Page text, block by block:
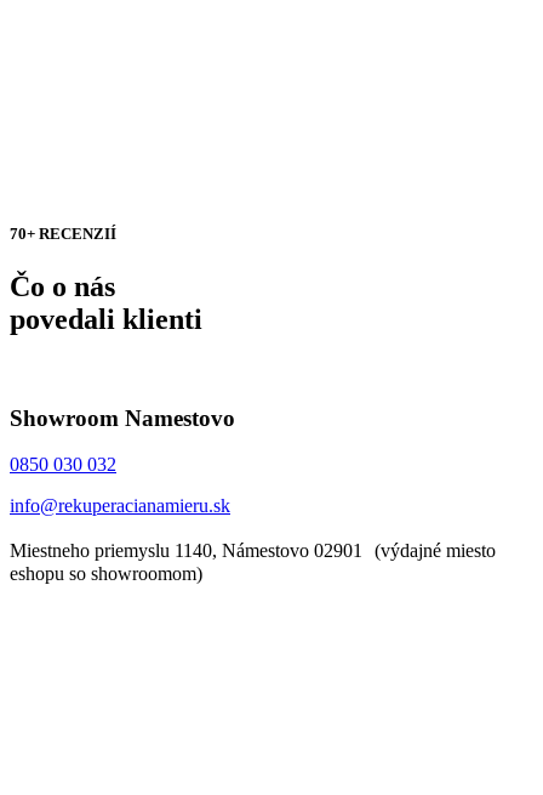
70+ RECENZIÍ
Čo o nás
povedali klienti
Showroom Namestovo
0850 030 032
info@rekuperacianamieru.sk
Miestneho priemyslu 1140, Námestovo 02901 (výdajné miesto
eshopu so showroomom)